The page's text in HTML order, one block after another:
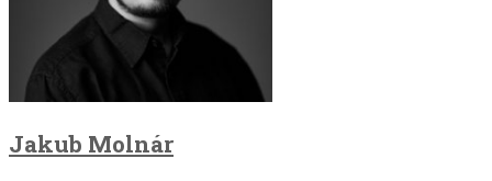
Jakub Molnár